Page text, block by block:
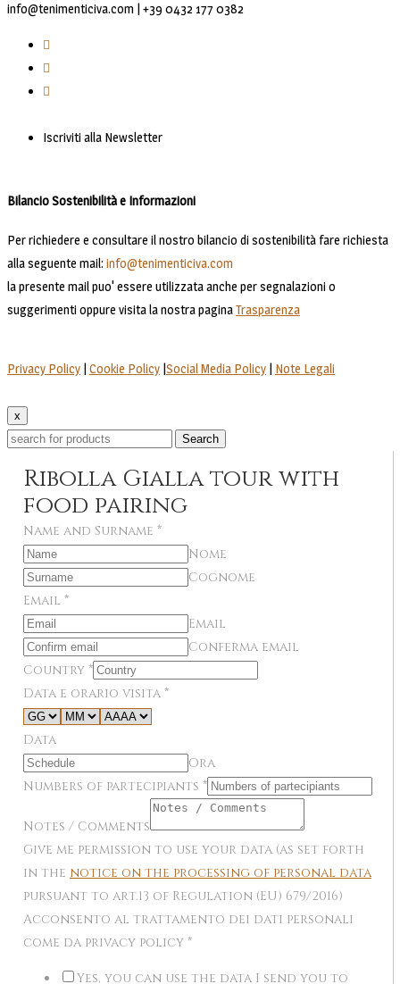
info@tenimenticiva.com | +39 0432 177 0382
Iscriviti alla Newsletter
Bilancio Sostenibilità e Informazioni
Per richiedere e consultare il nostro bilancio di sostenibilità fare richiesta
alla seguente mail: info@tenimenticiva.com
la presente mail puo' essere utilizzata anche per segnalazioni o
suggerimenti oppure visita la nostra paginaTrasparenza
Privacy Policy | Cookie Policy |Social Media Policy | Note Legali
x
Search
Ribolla Gialla tour with
food pairing
Name and Surname *
Nome
Cognome
Email *
Email
Conferma email
Country *
Data e orario visita *
Data
Ora
Numbers of partecipiants *
Notes / Comments
Give me permission to use your data (as set forth
in the notice on the processing of personal data
pursuant to art.13 of Regulation (EU) 679/2016)
Acconsento al trattamento dei dati personali
come da privacy policy *
Yes, you can use the data I send you to